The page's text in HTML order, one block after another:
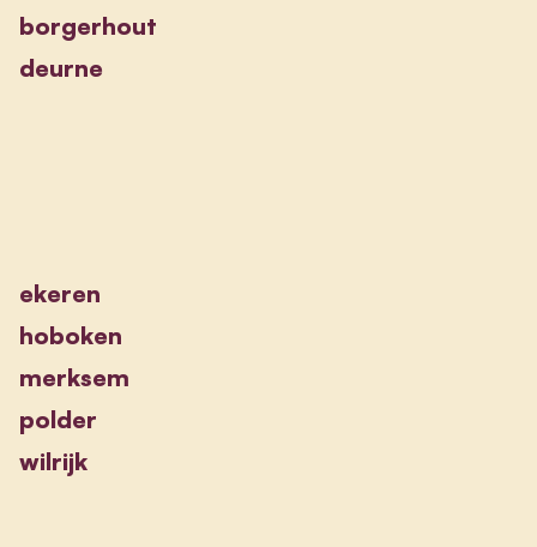
borgerhout
deurne
ekeren
hoboken
merksem
polder
wilrijk